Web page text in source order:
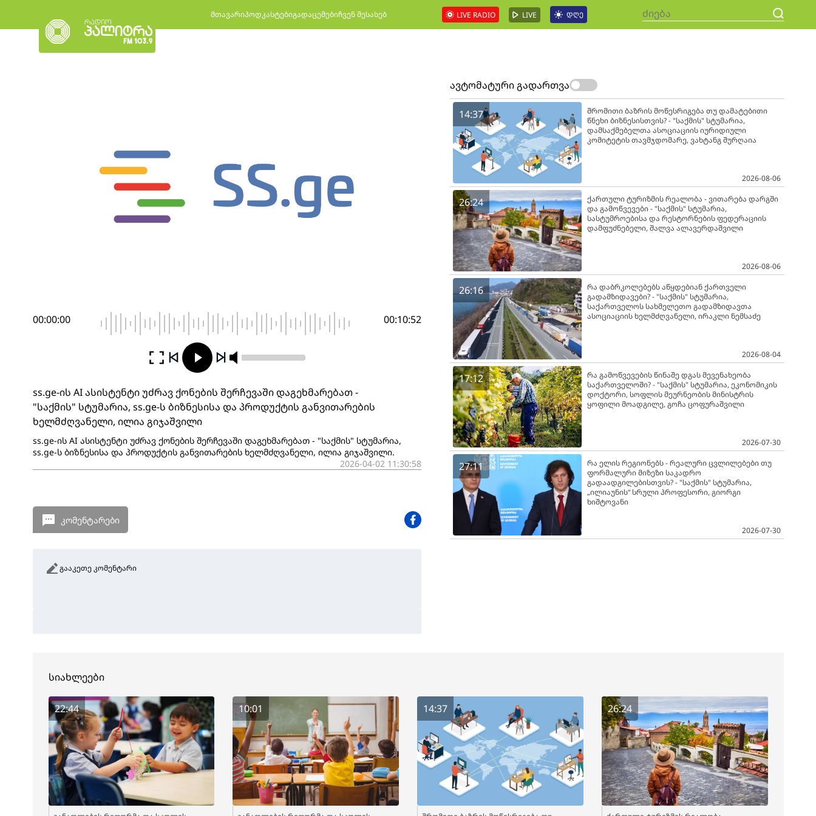
მთავარიპოდკასტებიგადაცემებიჩვენ შესახებ LIVE RADIO LIVE დღე
00:00:00 00:10:52
ss.ge-ის AI ასისტენტი უძრავ ქონების შერჩევაში დაგეხმარებათ -
"საქმის" სტუმარია, ss.ge-ს ბიზნესისა და პროდუქტის განვითარების
ხელმძღვანელი, ილია გიჯაშვილი
ss.ge-ის AI ასისტენტი უძრავ ქონების შერჩევაში დაგეხმარებათ - "საქმის" სტუმარია,
ss.ge-ს ბიზნესისა და პროდუქტის განვითარების ხელმძღვანელი, ილია გიჯაშვილი.
2026-04-02 11:30:58
კომენტარები
გააკეთე კომენტარი
ავტომატური გადართვა
14:37
შრომითი ბაზრის მოწესრიგება თუ დამატებითი
წნეხი ბიზნესისთვის? - "საქმის" სტუმარია,
დამსაქმებელთა ასოციაციის იურიდიული
კომიტეტის თავმჯდომარე, ვახტანგ შურღაია
2026-08-06
26:24
ქართული ტურიზმის რეალობა - ვითარება დარგში
და გამოწვევები - "საქმის" სტუმარია,
სასტუმროებისა და რესტორნების ფედერაციის
დამფუძნებელი, შალვა ალავერდაშვილი
2026-08-06
26:16
რა დაბრკოლებებს აწყდებიან ქართველი
გადამზიდავები? - "საქმის" სტუმარია,
საქართველოს სახმელეთო გადამზიდავთა
ასოციაციის ხელმძღვანელი, ირაკლი ნემსაძე
2026-08-04
17:12
რა გამოწვევების წინაშე დგას მევენახეობა
საქართველოში? - "საქმის" სტუმარია, ეკონომიკის
დოქტორი, სოფლის მეურნეობის მინისტრის
ყოფილი მოადგილე, გოჩა ცოფურაშვილი
2026-07-30
27:11
რა ელის რეგიონებს - რეალური ცვლილებები თუ
ფორმალური მიზეზი საკადრო
გადაადგილებისთვის? - "საქმის" სტუმარია,
„ილიაუნის“ სრული პროფესორი, გიორგი
ხიშტოვანი
2026-07-30
სიახლეები
22:44 10:01 14:37 26:24